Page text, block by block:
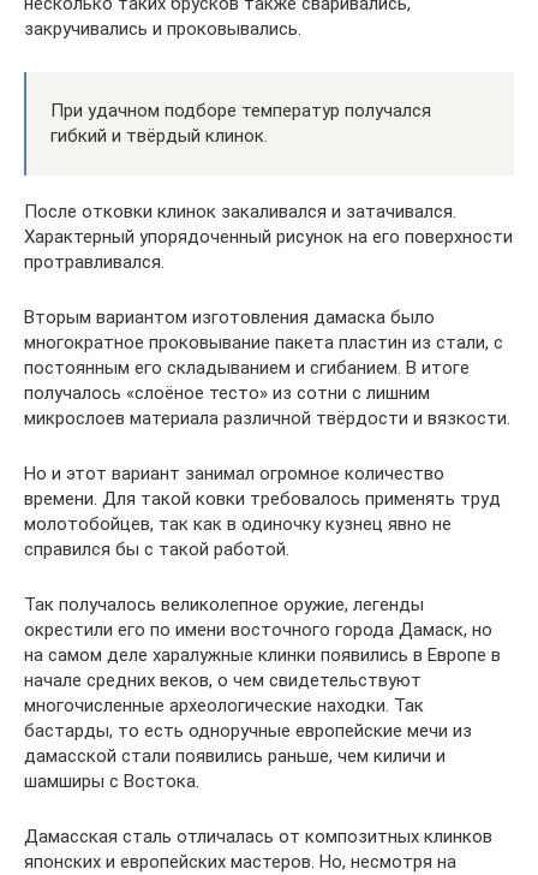
закручивались и проковывались.
При удачном подборе температур получался
гибкий и твёрдый клинок.
После отковки клинок закаливался и затачивался.
Характерный упорядоченный рисунок на его поверхности
протравливался.
Вторым вариантом изготовления дамаска было
многократное проковывание пакета пластин из стали, с
постоянным его складыванием и сгибанием. В итоге
получалось «слоёное тесто» из сотни с лишним
микрослоев материала различной твёрдости и вязкости.
Но и этот вариант занимал огромное количество
времени. Для такой ковки требовалось применять труд
молотобойцев, так как в одиночку кузнец явно не
справился бы с такой работой.
Так получалось великолепное оружие, легенды
окрестили его по имени восточного города Дамаск, но
на самом деле харалужные клинки появились в Европе в
начале средних веков, о чем свидетельствуют
многочисленные археологические находки. Так
бастарды, то есть одноручные европейские мечи из
дамасской стали появились раньше, чем киличи и
шамширы с Востока.
Дамасская сталь отличалась от композитных клинков
японских и европейских мастеров. Но, несмотря на